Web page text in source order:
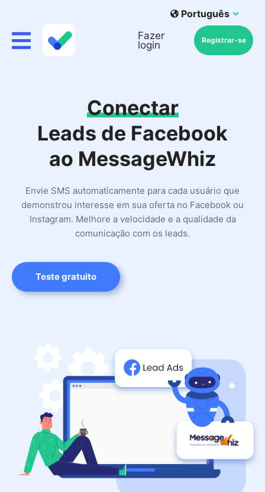
Português
Fazer
login
Registrar-se
Conectar
Leads de Facebook
ao MessageWhiz
Envie SMS automaticamente para cada usuário que
demonstrou interesse em sua oferta no Facebook ou
Instagram. Melhore a velocidade e a qualidade da
comunicação com os leads.
Teste gratuito